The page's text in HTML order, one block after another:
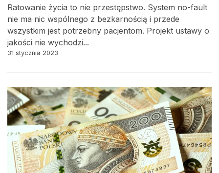
Ratowanie życia to nie przestępstwo. System no-fault
nie ma nic wspólnego z bezkarnością i przede
wszystkim jest potrzebny pacjentom. Projekt ustawy o
jakości nie wychodzi...
31 stycznia 2023